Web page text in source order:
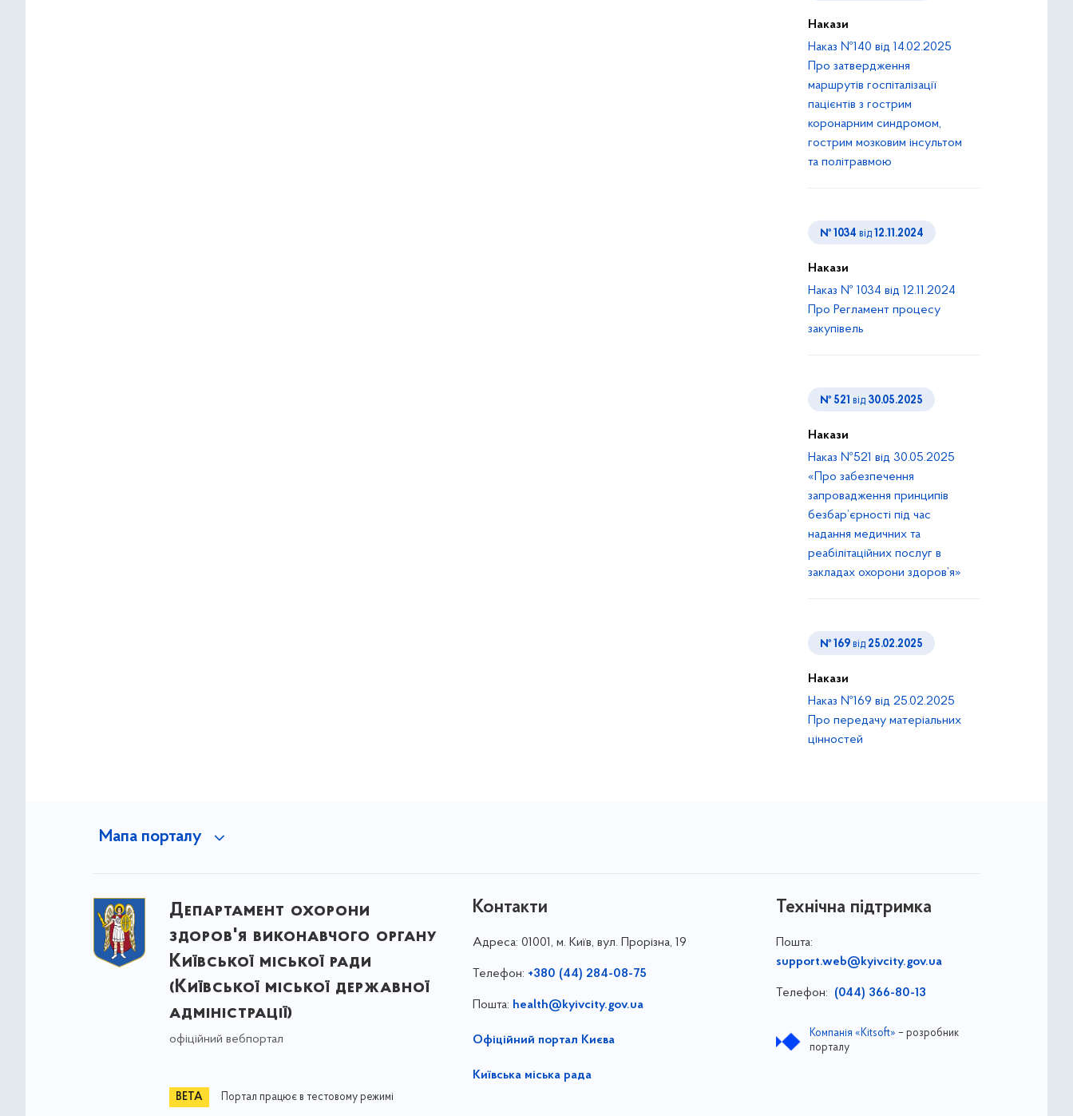
Накази
Наказ №140 від 14.02.2025
Про затвердження
маршрутів госпіталізації
пацієнтів з гострим
коронарним синдромом,
гострим мозковим інсультом
та політравмою
№ 1034 від 12.11.2024
Накази
Наказ № 1034 від 12.11.2024
Про Регламент процесу
закупівель
№ 521 від 30.05.2025
Накази
Наказ №521 від 30.05.2025
«Про забезпечення
запровадження принципів
безбар’єрності під час
надання медичних та
реабілітаційних послуг в
закладах охорони здоров’я»
№ 169 від 25.02.2025
Накази
Наказ №169 від 25.02.2025
Про передачу матеріальних
цінностей
Мапа порталу
Департамент охорони
здоров'я виконавчого органу
Київської міської ради
(Київської міської державної
адміністрації)
офіційний вебпортал
Портал працює в тестовому режимі
Контакти
Адреса: 01001, м. Київ, вул. Прорізна, 19
Телефон: +380 (44) 284-08-75
Пошта: health@kyivcity.gov.ua
Офіційний портал Києва
Київська міська рада
Технічна підтримка
Пошта:
support.web@kyivcity.gov.ua
Телефон: (044) 366-80-13
Компанія «Kitsoft» – розробник
порталу